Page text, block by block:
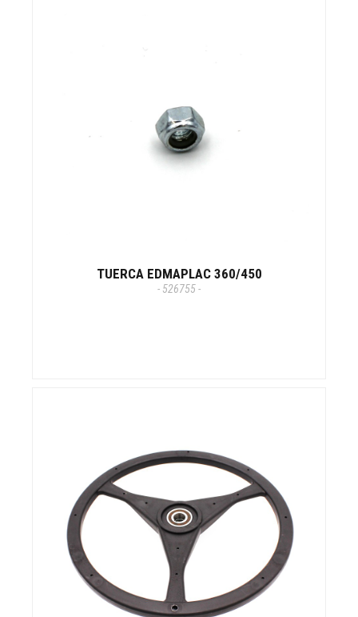
TUERCA EDMAPLAC 360/450
- 526755 -